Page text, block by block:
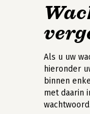
Als u uw
hieronder
binnen
met daarin
wachtwoord.